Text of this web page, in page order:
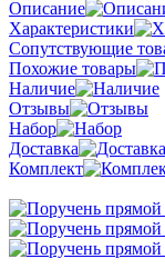
Описание
Характеристики
Сопутствующие
Похожие товары
Наличие
Отзывы
Набор
Доставка
Комплект